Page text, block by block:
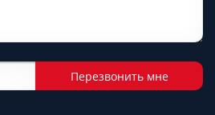
Перезвонить мне